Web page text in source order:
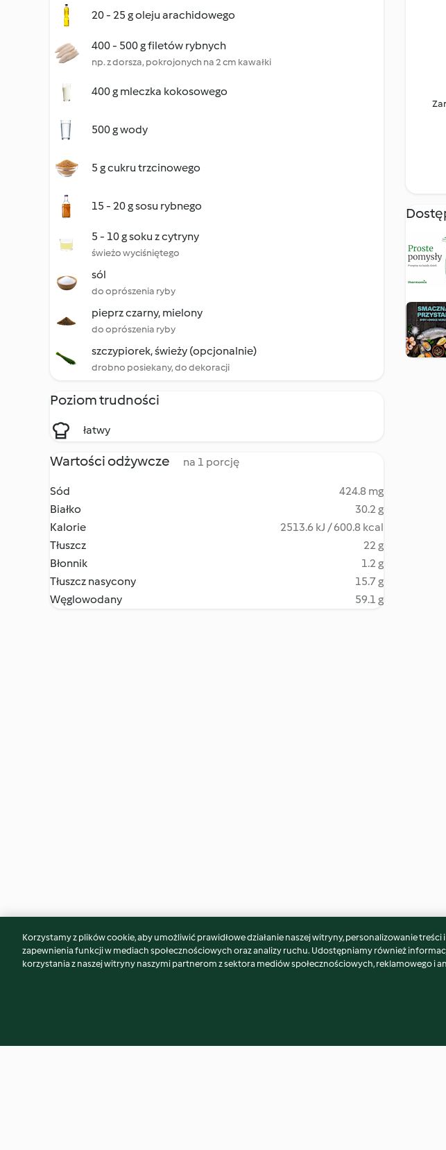
20 - 25 g oleju arachidowego
400 - 500 g filetów rybnych
np. z dorsza, pokrojonych na 2 cm kawałki
400 g mleczka kokosowego
500 g wody
5 g cukru trzcinowego
15 - 20 g sosu rybnego
5 - 10 g soku z cytryny
świeżo wyciśniętego
sól
do oprószenia ryby
pieprz czarny, mielony
do oprószenia ryby
szczypiorek, świeży (opcjonalnie)
drobno posiekany, do dekoracji
Poziom trudności
łatwy
Wartości odżywcze na 1 porcję
Sód
424.8 mg
Białko
30.2 g
Kalorie
2513.6 kJ / 600.8 kcal
Tłuszcz
22 g
Błonnik
1.2 g
Tłuszcz nasycony
15.7 g
Węglowodany
59.1 g
Może spodoba Ci się również...
Korzystamy z plików cookie, aby umożliwić prawidłowe działanie naszej witryny, personalizowanie treści
zapewnienia funkcji w mediach społecznościowych oraz analizy ruchu. Udostępniamy również
korzystania z naszej witryny naszymi partnerom z sektora mediów społecznościowych, reklamowego i